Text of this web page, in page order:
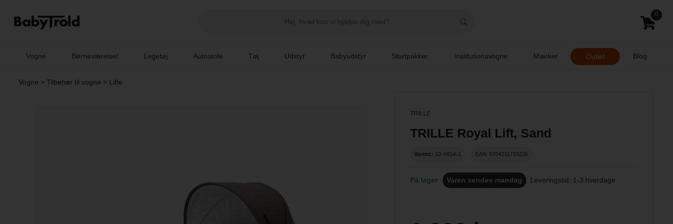
0
Vogne Børneværelset Legetøj Autostole Tøj Udstyr Babyudstyr Startpakker Institutionsvogne Mærker Outlet Blog
Vogne > Tilbehør til vogne > Lifte
TRILLE
TRILLE Royal Lift, Sand
Varenr.: 10-44SA-1 EAN: 5704211723226
På lager Varen sendes mandag Leveringstid: 1-3 hverdage